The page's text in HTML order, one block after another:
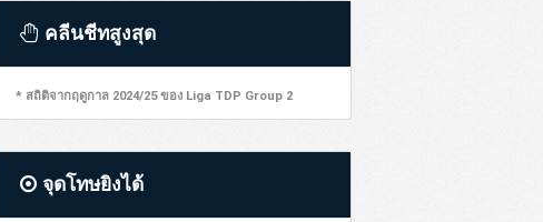
คลีนชีทสูงสุด
* สถิติจากฤดูกาล 2024/25 ของ Liga TDP Group 2
จุดโทษยิงได้